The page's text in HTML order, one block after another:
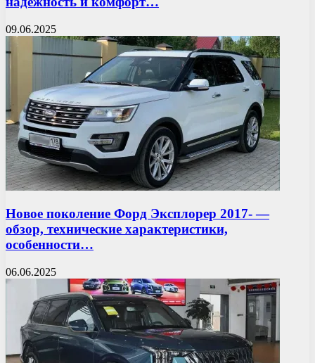
09.06.2025
Новое поколение Форд Эксплорер 2017- —
обзор, технические характеристики,
особенности…
06.06.2025